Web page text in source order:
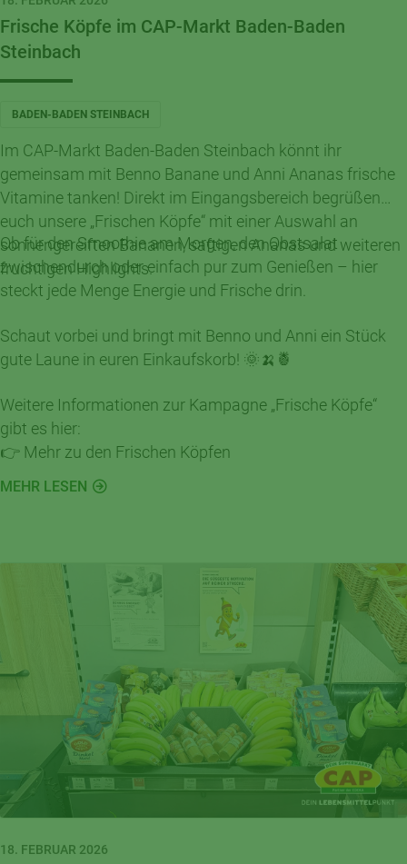
Frische Köpfe im CAP-Markt Baden-Baden
Steinbach
BADEN-BADEN STEINBACH
Im CAP-Markt Baden-Baden Steinbach könnt ihr
gemeinsam mit Benno Banane und Anni Ananas frische
Vitamine tanken! Direkt im Eingangsbereich begrüßen
euch unsere „Frischen Köpfe“ mit einer Auswahl an
sonnengereiften Bananen, saftigen Ananas und weiteren
fruchtigen Highlights.
Ob für den Smoothie am Morgen, den Obstsalat
zwischendurch oder einfach pur zum Genießen – hier
steckt jede Menge Energie und Frische drin.
Schaut vorbei und bringt mit Benno und Anni ein Stück
gute Laune in euren Einkaufskorb! 🌞🍌🍍
Weitere Informationen zur Kampagne „Frische Köpfe“
gibt es hier:
👉 Mehr zu den Frischen Köpfen
MEHR LESEN
18. FEBRUAR 2026